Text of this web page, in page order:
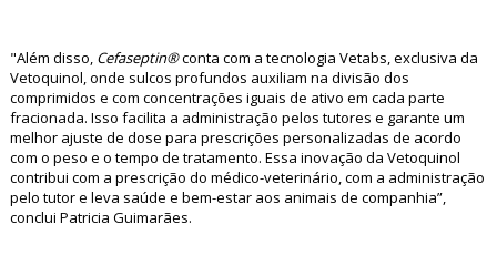
"Além disso, Cefaseptin®conta com a tecnologia Vetabs, exclusiva da
Vetoquinol, onde sulcos profundos auxiliam na divisão dos
comprimidos e com concentrações iguais de ativo em cada parte
fracionada. Isso facilita a administração pelos tutores e garante um
melhor ajuste de dose para prescrições personalizadas de acordo
com o peso e o tempo de tratamento. Essa inovação da Vetoquinol
contribui com a prescrição do médico-veterinário, com a administração
pelo tutor e leva saúde e bem-estar aos animais de companhia”,
conclui Patricia Guimarães.